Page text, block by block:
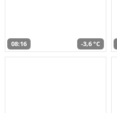
08:16 -3,6 °C